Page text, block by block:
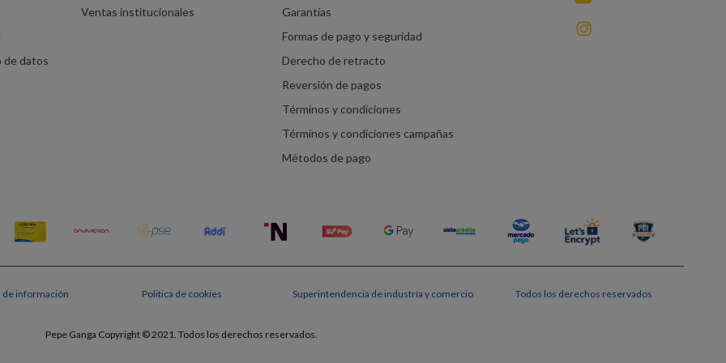
de datos
Ventas institucionales
Garantías
Formas de pago y seguridad
Derecho de retracto
Reversión de pagos
Términos y condiciones
Términos y condiciones campañas
Métodos de pago
instagram
información Politica de cookies Superintendencia de industría y comercio Todos los derechos reservados
Pepe Ganga Copyright © 2021. Todos los derechos reservados.